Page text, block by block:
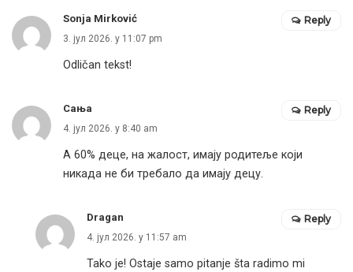
Sonja Mirković
3. јул 2026. у 11:07 pm
Odličan tekst!
Reply
Сања
4. јул 2026. у 8:40 am
А 60% деце, на жалост, имају родитеље који
никада не би требало да имају децу.
Reply
Dragan
4. јул 2026. у 11:57 am
Tako je! Ostaje samo pitanje šta radimo mi
Reply